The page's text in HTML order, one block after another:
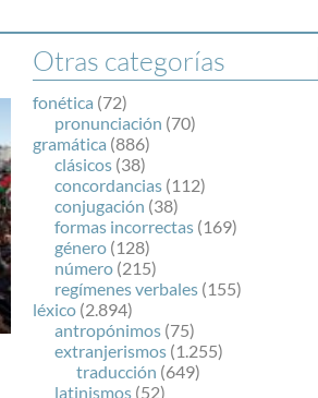
la Agencia Efe y la Real Academia
cuyo objetivo es colaborar con el
español en los medios de
Internet.
Otras categorías
fonética (72)
pronunciación (70)
gramática (886)
clásicos (38)
concordancias (112)
conjugación (38)
formas incorrectas (169)
género (128)
número (215)
regímenes verbales (155)
léxico (2.894)
antropónimos (75)
extranjerismos (1.255)
traducción (649)
latinismos (52)